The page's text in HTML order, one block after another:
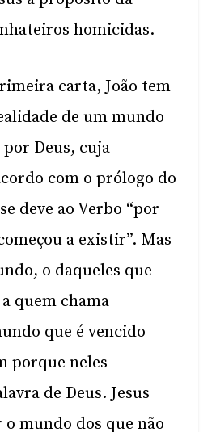
homicidas.
carta, João tem
de um mundo
Deus, cuja
com o prólogo do
deve ao Verbo “por
a existir”. Mas
o daqueles que
quem chama
que é vencido
porque neles
de Deus. Jesus
o mundo dos que não